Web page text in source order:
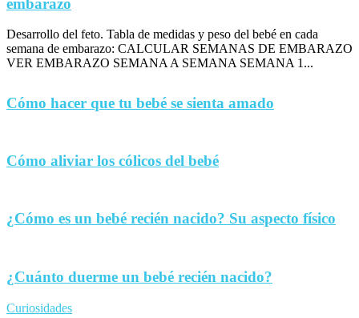
Desarrollo del feto. Tabla de medidas y peso del bebé en cada
semana de embarazo: CALCULAR SEMANAS DE EMBARAZO
VER EMBARAZO SEMANA A SEMANA SEMANA 1...
Cómo hacer que tu bebé se sienta amado
Cómo aliviar los cólicos del bebé
¿Cómo es un bebé recién nacido? Su aspecto físico
¿Cuánto duerme un bebé recién nacido?
Curiosidades